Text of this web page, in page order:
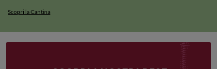
Scopri la Cantina